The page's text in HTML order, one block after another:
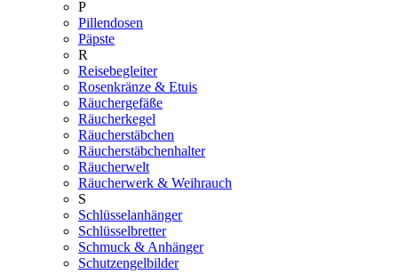
P
Pillendosen
Päpste
R
Reisebegleiter
Rosenkränze & Etuis
Räuchergefäße
Räucherkegel
Räucherstäbchen
Räucherstäbchenhalter
Räucherwelt
Räucherwerk & Weihrauch
S
Schlüsselanhänger
Schlüsselbretter
Schmuck & Anhänger
Schutzengelbilder